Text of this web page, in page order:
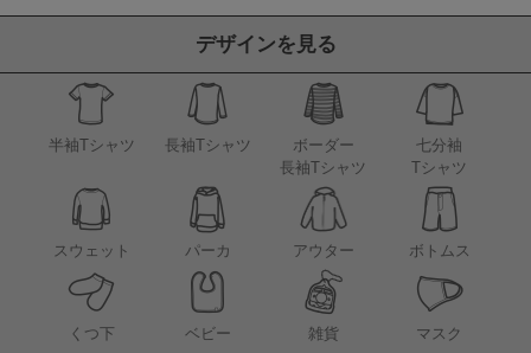
デザインを見る
半袖Tシャツ 長袖Tシャツ
ボーダー
長袖Tシャツ
七分袖
Tシャツ
スウェット パーカ アウター ボトムス
くつ下 ベビー 雑貨 マスク